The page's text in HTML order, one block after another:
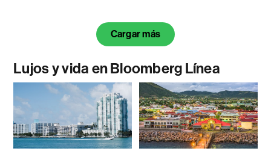
Cargar más
Lujos y vida en Bloomberg Línea